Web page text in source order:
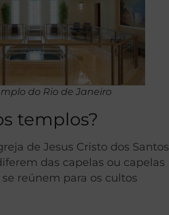
do Rio de Janeiro
templos?
de Jesus Cristo dos Santos
das capelas ou capelas
reúnem para os cultos